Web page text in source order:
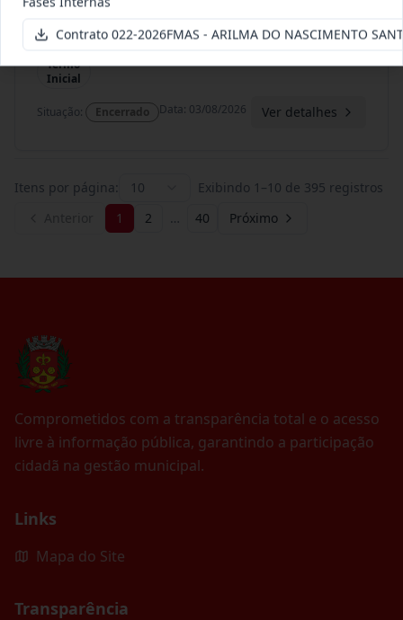
2023
Termo
Inicial
prestação de serviços de...
Situação: Encerrado Data: 03/08/2026 Ver detalhes
Itens por página: 10 Exibindo 1 –10 de 395 registros
1 2 … 40 Próximo
Comprometidos com a transparência total e o acesso
livre à informação pública, garantindo a participação
cidadã na gestão municipal.
Links
Mapa do Site
Transparência
Contrato 022-2026FMAS - ARILMA DO NASCIMENTO